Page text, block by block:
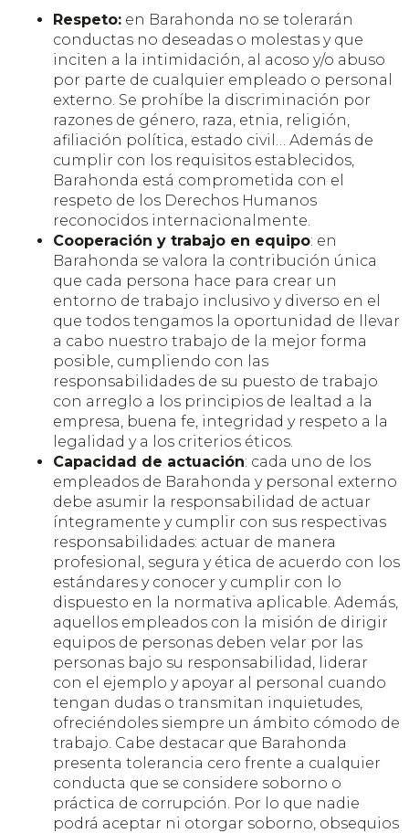
Respeto: en Barahonda no se tolerarán
conductas no deseadas o molestas y que
inciten a la intimidación, al acoso y/o abuso
por parte de cualquier empleado o personal
externo. Se prohíbe la discriminación por
razones de género, raza, etnia, religión,
afiliación política, estado civil… Además de
cumplir con los requisitos establecidos,
Barahonda está comprometida con el
respeto de los Derechos Humanos
reconocidos internacionalmente.
Cooperación y trabajo en equipo: en
Barahonda se valora la contribución única
que cada persona hace para crear un
entorno de trabajo inclusivo y diverso en el
que todos tengamos la oportunidad de llevar
a cabo nuestro trabajo de la mejor forma
posible, cumpliendo con las
responsabilidades de su puesto de trabajo
con arreglo a los principios de lealtad a la
empresa, buena fe, integridad y respeto a la
legalidad y a los criterios éticos.
Capacidad de actuación: cada uno de los
empleados de Barahonda y personal externo
debe asumir la responsabilidad de actuar
íntegramente y cumplir con sus respectivas
responsabilidades: actuar de manera
profesional, segura y ética de acuerdo con los
estándares y conocer y cumplir con lo
dispuesto en la normativa aplicable. Además,
aquellos empleados con la misión de dirigir
equipos de personas deben velar por las
personas bajo su responsabilidad, liderar
con el ejemplo y apoyar al personal cuando
tengan dudas o transmitan inquietudes,
ofreciéndoles siempre un ámbito cómodo de
trabajo. Cabe destacar que Barahonda
presenta tolerancia cero frente a cualquier
conducta que se considere soborno o
práctica de corrupción. Por lo que nadie
podrá aceptar ni otorgar soborno, obsequios